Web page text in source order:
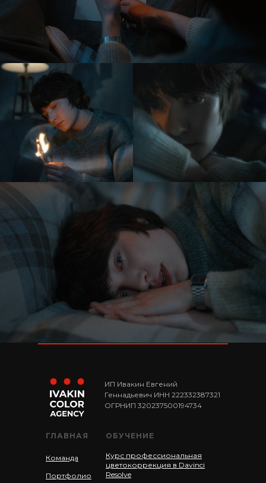
ГЛАВНАЯ
Команда
Портфолио
ОБУЧЕНИЕ
Курс профессиональная
цветокоррекция в Davinci
Resolve
ИП Ивакин Евгений
Геннадьевич ИНН 222332387321
ОГРНИП 320237500194734